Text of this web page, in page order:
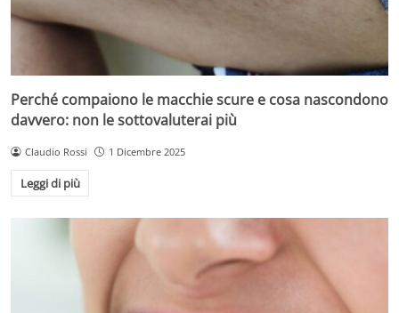
Perché compaiono le macchie scure e cosa nascondono
davvero: non le sottovaluterai più
Claudio Rossi 1 Dicembre 2025
Leggi di più